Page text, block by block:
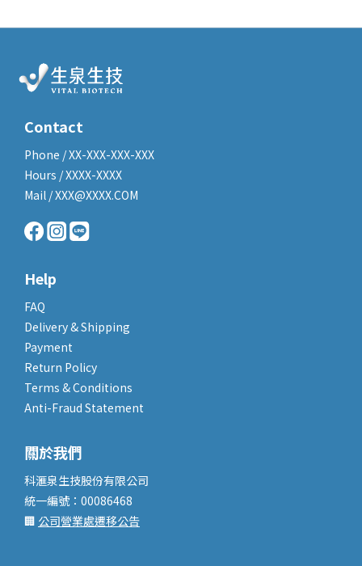
Contact
Phone / XX-XXX-XXX-XXX
Hours / XXXX-XXXX
Mail / XXX@XXXX.COM
Help
FAQ
Delivery & Shipping
Payment
Return Policy
Terms & Conditions
Anti-Fraud Statement
關於我們
科滙泉生技股份有限公司
統一編號：00086468
🏢 公司營業處遷移公告